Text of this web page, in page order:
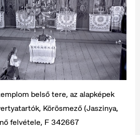
belső tere, az alapképek
Körösmező (Jaszinya,
felvétele, F 342667